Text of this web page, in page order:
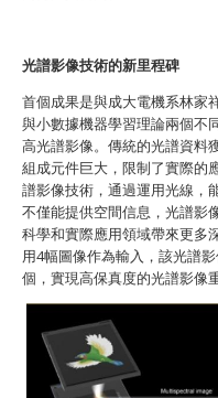
光譜影像技術的新里程碑
首個成果是與成大電機系林家
與小數據機器學習理論兩個不
高光譜影像。傳統的光譜資料
組成元件巨大，限制了實際的
譜影像技術，通過運用光線，
不僅能提供空間信息，光譜影
科學和實際應用領域帶來更多
用4幅圖像作為輸入，該光譜
個，實現高保真度的光譜影像重